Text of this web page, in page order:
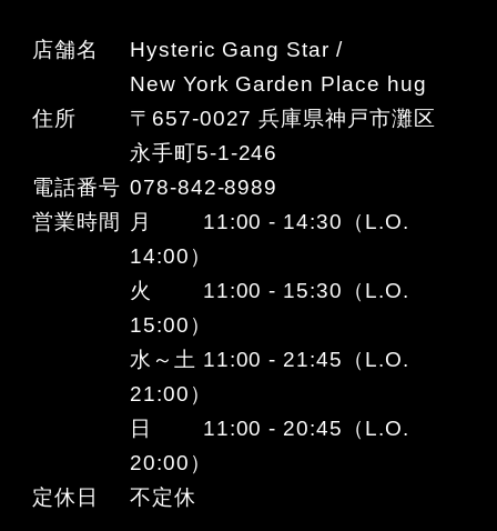
店舗名
Hysteric Gang Star /
New York Garden Place hug
住所
〒657-0027 兵庫県神戸市灘区
永手町5-1-246
電話番号 078-842-8989
営業時間
月 11:00 - 14:30（L.O.
14:00）
火 11:00 - 15:30（L.O.
15:00）
水～土 11:00 - 21:45（L.O.
21:00）
日 11:00 - 20:45（L.O.
20:00）
定休日
不定休